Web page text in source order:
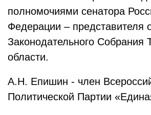
полномочиями сенатора
Федерации – представителя
Законодательного Собрания
области.
А.Н. Епишин - член
Политической Партии